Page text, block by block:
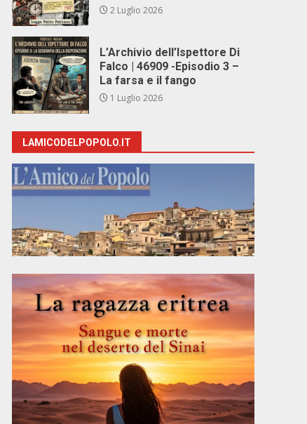
2 Luglio 2026
L’Archivio dell’Ispettore Di
Falco | 46909 -Episodio 3 –
La farsa e il fango
1 Luglio 2026
LAMICODELPOPOLO.IT